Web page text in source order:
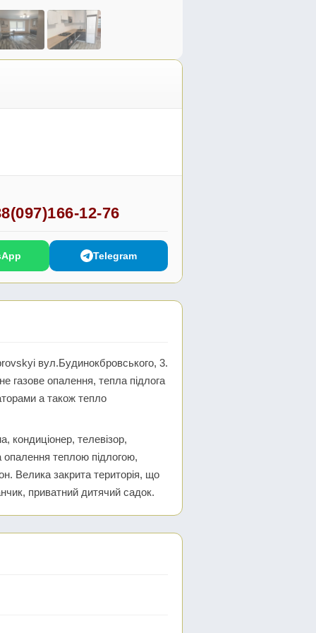
12-76
Telegram
вул.Будинокбровського, 3.
газове опалення, тепла підлога
а також тепло
кондиціонер, телевізор,
опалення теплою підлогою,
Велика закрита територія, що
приватний дитячий садок.